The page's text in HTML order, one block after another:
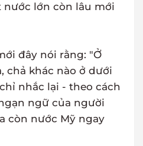
lớn còn lâu mới
đây nói rằng: "Ở
chả khác nào ở dưới
nhắc lại - theo cách
ngữ của người
còn nước Mỹ ngay